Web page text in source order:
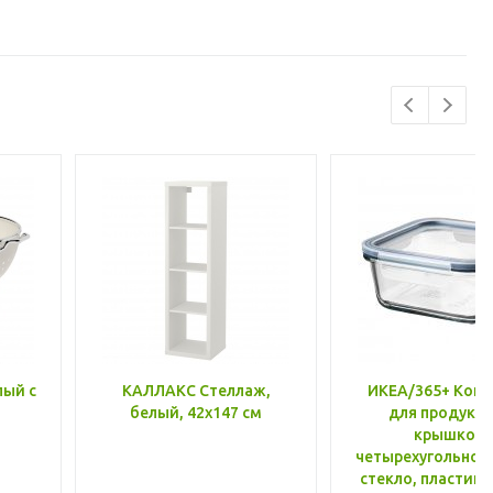
с
КАЛЛАКС Стеллаж,
белый, 42x147 см
ИКЕА/365+
для
крышкой,
стекло, пластик